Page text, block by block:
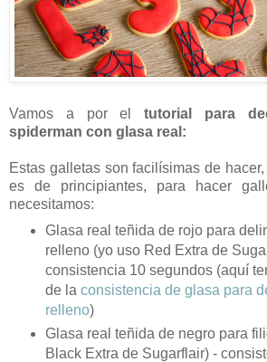
Vamos a por el tutorial para
spiderman con glasa real:
Estas galletas son facilísimas de
es de principiantes, para hacer
necesitamos:
Glasa real teñida de rojo para
relleno (yo uso Red Extra de
consistencia 10 segundos (aquí
de la consistencia de glasa para
relleno)
Glasa real teñida de negro para
Black Extra de Sugarflair) -